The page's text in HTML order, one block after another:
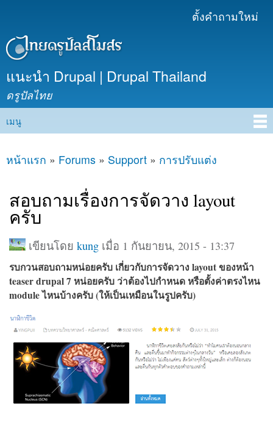
เนื้อหา
ตั้งคำถามใหม่
แนะนำ Drupal | Drupal Thailand
ดรูปัลไทย
Main menu
เมนู
คุณอยู่ที่นี่
หน้าแรก » Forums » Support » การปรับแต่ง
สอบถามเรื่องการจัดวาง layout
ครับ
เขียนโดย kungเมื่อ 1 กันยายน, 2015 - 13:37
รบกวนสอบถามหน่อยครับ เกี่ยวกับการจัดวาง layout ของหน้า
teaser drupal 7 หน่อยครับ ว่าต้องไปกำหนด หรือตั้งค่าตรงไหน
module ไหนบ้างครับ (ให้เป็นเหมือนในรูปครับ)